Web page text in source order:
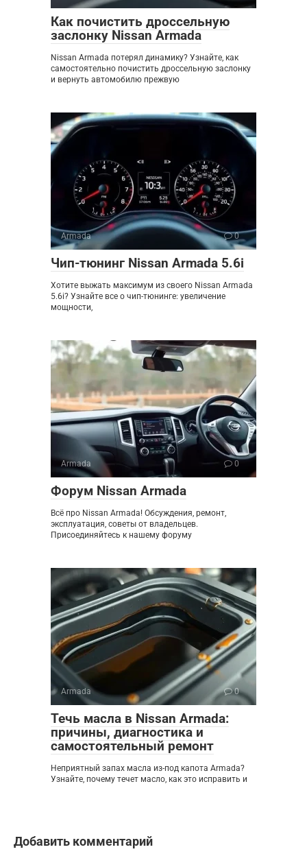
Как почистить дроссельную
заслонку Nissan Armada
Nissan Armada потерял динамику? Узнайте, как
самостоятельно почистить дроссельную заслонку
и вернуть автомобилю прежвую
Armada 0
Чип-тюнинг Nissan Armada 5.6i
Хотите выжать максимум из своего Nissan Armada
5.6i? Узнайте все о чип-тюнинге: увеличение
мощности,
Armada 0
Форум Nissan Armada
Всё про Nissan Armada! Обсуждения, ремонт,
эксплуатация, советы от владельцев.
Присоединяйтесь к нашему форуму
Armada 0
Течь масла в Nissan Armada:
причины, диагностика и
самостоятельный ремонт
Неприятный запах масла из-под капота Armada?
Узнайте, почему течет масло, как это исправить и
Добавить комментарий